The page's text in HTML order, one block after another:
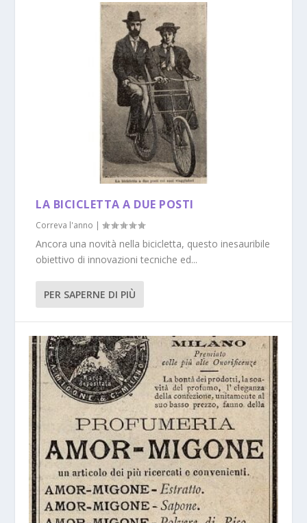
LA BICICLETTA A DUE POSTI
Correva l'anno |
Ancora una novità nella bicicletta, questo inesauribile
obiettivo di innovazioni tecniche ed...
PER SAPERNE DI PIÙ